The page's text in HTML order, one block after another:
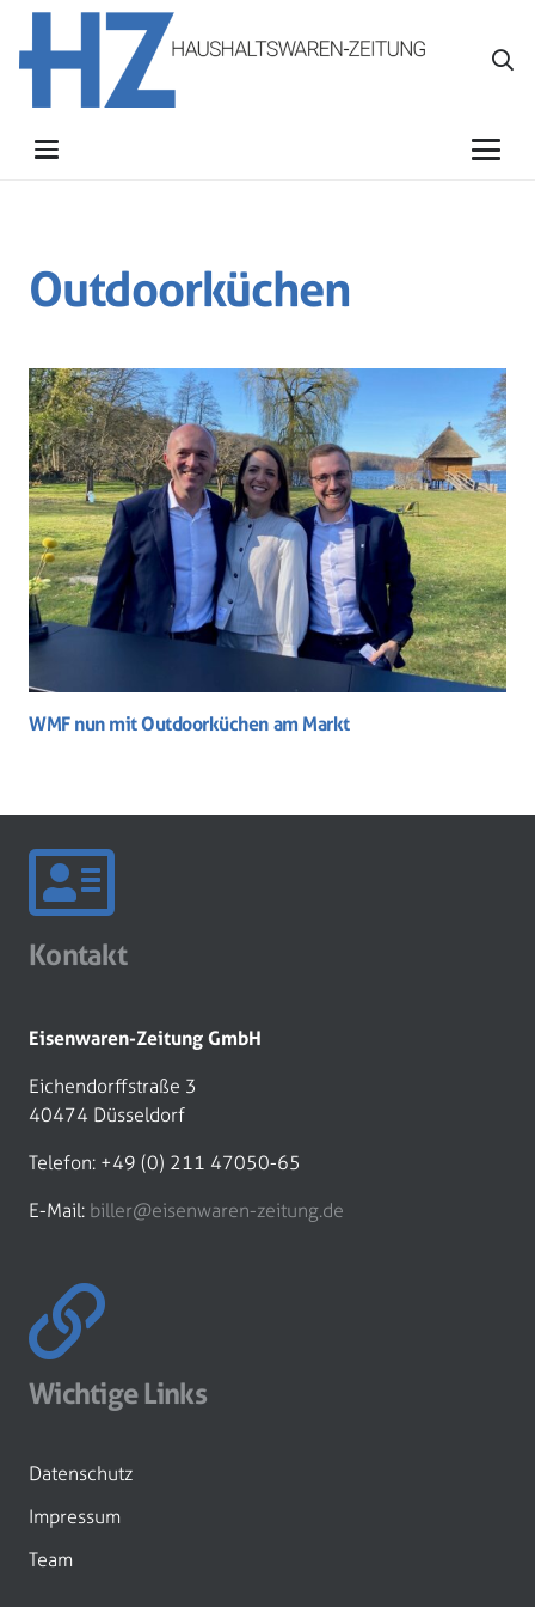
Outdoorküchen
WMF nun mit Outdoorküchen am Markt
Kontakt
Eisenwaren-Zeitung GmbH
Eichendorffstraße 3
40474 Düsseldorf
Telefon: +49 (0) 211 47050-65
E-Mail: biller@eisenwaren-zeitung.de
Wichtige Links
Datenschutz
Impressum
Team